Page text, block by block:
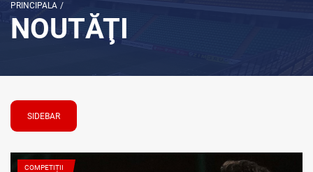
PRINCIPALA /
NOUTĂŢI
SIDEBAR
COMPETIȚII